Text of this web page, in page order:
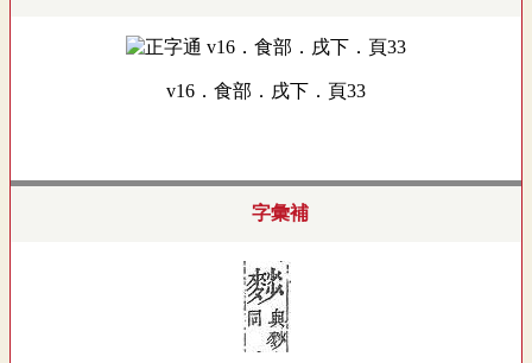
v16．食部．戌下．頁33
字彙補